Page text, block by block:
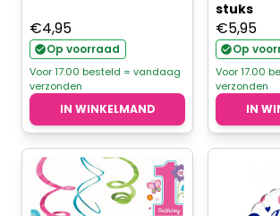
€4,95
Op voorraad
Voor 17.00 besteld = vandaag
verzonden
IN WINKELMAND
stuks
€5,95
Op
Voor 17.00
verzonden
IN